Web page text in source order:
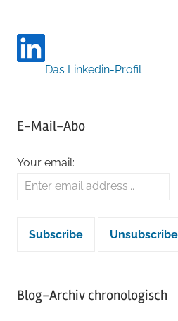
Das Linkedin-Profil
E-Mail-Abo
Your email:
Blog-Archiv chronologisch